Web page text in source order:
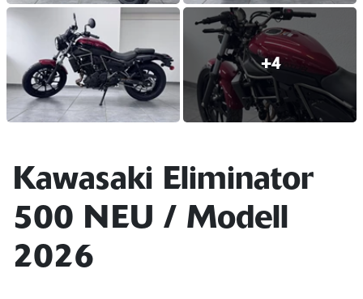
+4
Kawasaki Eliminator
500 NEU / Modell
2026